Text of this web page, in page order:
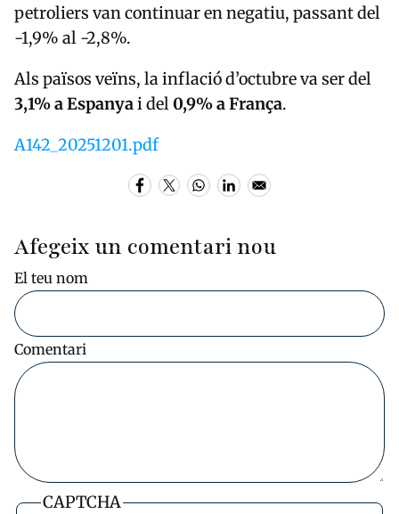
petroliers van continuar en negatiu, passant del
-1,9% al -2,8%.
Als països veïns, la inflació d’octubre va ser del
3,1% a Espanyai del0,9% a França.
A142_20251201.pdf
Afegeix un comentari nou
El teu nom
Comentari
CAPTCHA